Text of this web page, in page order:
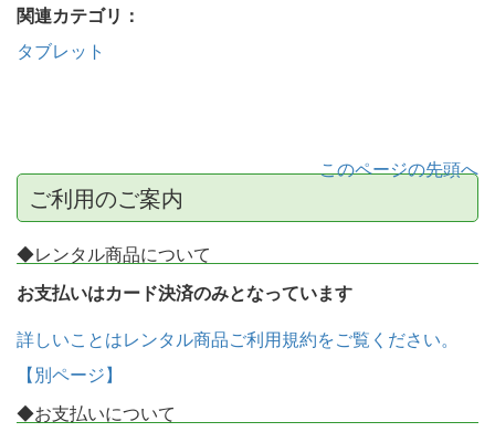
関連カテゴリ：
タブレット
このページの先頭へ
ご利用のご案内
◆レンタル商品について
お支払いはカード決済のみとなっています
詳しいことはレンタル商品ご利用規約をご覧ください。
【別ページ】
◆お支払いについて